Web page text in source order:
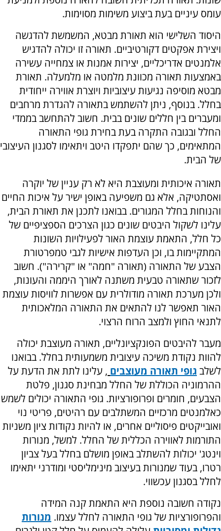
עומס עיניים בעת ביצוע משימות מסוימות.
היסוד השלישי הוא תאורת מבטא, המשמשת להדגשה
ויצירת אפקטים דקורטיביים. תאורה זו יכולה להדגיש
אלמנטים אדריכליים, יצירות אמנות או צמחייה עשירה
באמצעות תאורה מכוונת מלמטה או מלמעלה. תאורת
מבטא מוסיפה נגיעות עיצוביות ויוצרת אווירה ייחודית
בחלל. בנוסף, ניתן להשתמש בתאורה להגדרת מרחבים
ומעברים בין חללים שונים בבית. חשוב להתחשב בממדי
החלל ובגובה התקרה בעת בחירת גופי התאורה
המתאימים, כך שהם יתפקדו היטב ויתאימו לסגנון העיצובי
של הבית.
תאורה איכותית ומעוצבת היא לא רק עניין של יוקרה
ואסתטיקה, אלא גם משפיעה באופן ישיר על איכות החיים
והנוחות בחלל המגורים. בבואנו לתכנן את תאורת הבית,
עלינו לשקול היבטים שונים כגון הצרכים הספציפיים של
כל חלל, התאמת עוצמת האור לפעילויות השונות
המתקיימות בו, וכן העדפות אישיות לגבי טמפרטורת
הצבע של התאורה (תאורה "חמה" או "קרירה"). חשוב
לזכור שתאורה טבעית משתנה לאורך היממה והעונות,
ולכן מערכת תאורה מודולרית עם אפשרות לוויסות עוצמת
האור תאפשר לנו להתאים את התאורה המלאכותית
לתנאי החוץ ולמצב הרוח הרצוי.
מעבר להיבטים הפונקציונליים, תאורה מעוצבת יכולה
להוות נקודת משיכה עיצובית משמעותית בחלל. בבואנו
לשלב גופי תאורה מעוצבים , עלינו לתת את הדעת על
ההרמוניה הכוללת של החלל מבחינת סגנון, פלטת
הצבעים, חומרים ופרופורציות. גופי התאורה יכולים לשמש
כאלמנטים מרכזיים המשתלבים עם רהיטים, פריטי נוי
ואובייקטים פיסוליים אחרים, או להיות נקודות ציון משניות
התורמות לאווירה הכללית של החלל. למשל, מנורות
וינטג' יכולות להשתלב באופן מושלם בחלל בעל צביון
רטרו, בעוד שמנורות בעיצוב מינימליסטי ומודרני יתאימו
לחלל בסגנון עכשווי.
נקודה חשובה נוספת היא התאמת קנה המידה
והפרופורציות של גופי התאורה לחלל עצמו. מנורות